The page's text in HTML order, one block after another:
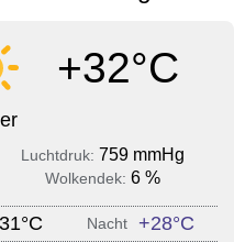
+32°C
Luchtdruk: 759 mmHg
Wolkendek: 6 %
Nacht +28°C